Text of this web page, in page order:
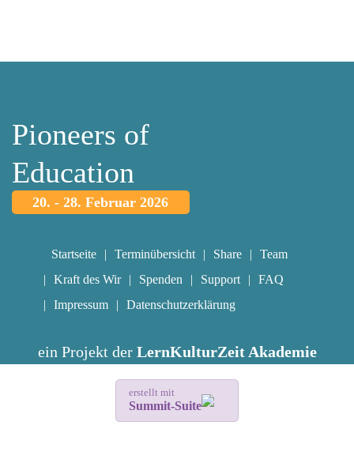
Pioneers of
Education
20. - 28. Februar 2026
Startseite Terminübersicht Share
Team
Kraft des Wir
Spenden Support
FAQ
Impressum
Datenschutzerklärung
ein Projekt der LernKulturZeit Akademie
erstellt mit
Summit-Suite